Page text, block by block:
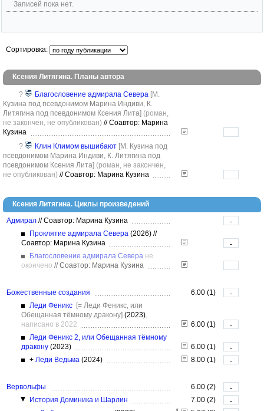
Записей пока нет.
Сортировка:
Ксения Литягина. Планы автора
? Благословение адмирала Севера [М.
Кузина под псевдонимом Марина Индиви, К.
Литягина под псевдонимом Ксения Лита] (роман,
не закончен, не опубликован) //Соавтор: Марина
Кузина
?
Клин Климом вышибают [М. Кузина под
псевдонимом Марина Индиви, К. Литягина под
псевдонимом Ксения Лита] (роман, не закончен,
не опубликован) //Соавтор: Марина Кузина
Ксения Литягина. Циклы произведений
Адмирал //Соавтор: Марина Кузина
-
Проклятие адмирала Севера (2026) //
Соавтор: Марина Кузина
-
Благословение адмирала Севера не
окончено //Соавтор: Марина Кузина
Божественные создания 6.00 (1)
-
Леди Феникс [= Леди Феникс, или
Обещанная тёмному дракону] (2023),
написано в 2022
6.00 (1)
-
Леди Феникс 2, или Обещанная тёмному
дракону (2023) 6.00 (1)
-
+ Леди Ведьма (2024) 8.00 (1) -
Вервольфы 6.00 (2)
-
История Доминика и Шарлин
7.00 (2)
-